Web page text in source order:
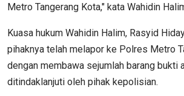
Metro Tangerang Kota," kata Wahidin
Kuasa hukum Wahidin Halim, Rasyid
pihaknya telah melapor ke Polres Metro
dengan membawa sejumlah barang bukti
ditindaklanjuti oleh pihak kepolisian.